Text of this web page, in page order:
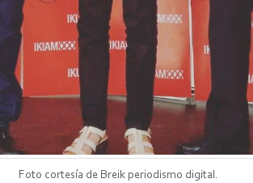
Foto cortesía de Breik periodismo digital.